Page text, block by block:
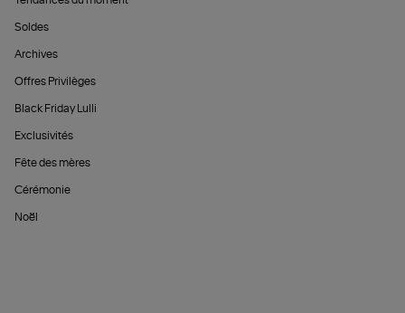
Soldes
Archives
Offres Privilèges
Black Friday Lulli
Exclusivités
Fête des mères
Cérémonie
Noël